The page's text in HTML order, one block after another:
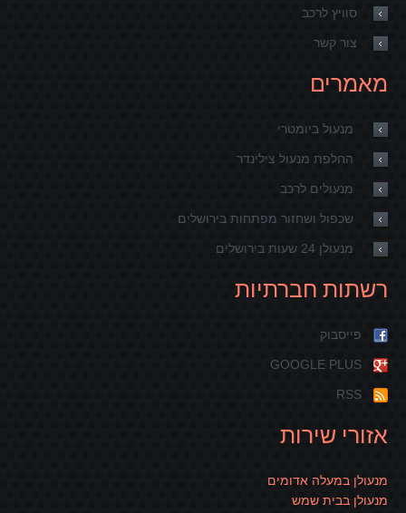
סוויץ לרכב
צור קשר
מאמרים
מנעול ביומטרי
החלפת מנעול צילינדר
מנעולים לרכב
שכפול ושחזור מפתחות בירושלים
מנעולן 24 שעות בירושלים
רשתות חברתיות
פייסבוק
GOOGLE PLUS
RSS
אזורי שירות
מנעולן במעלה אדומים
מנעולן בבית שמש